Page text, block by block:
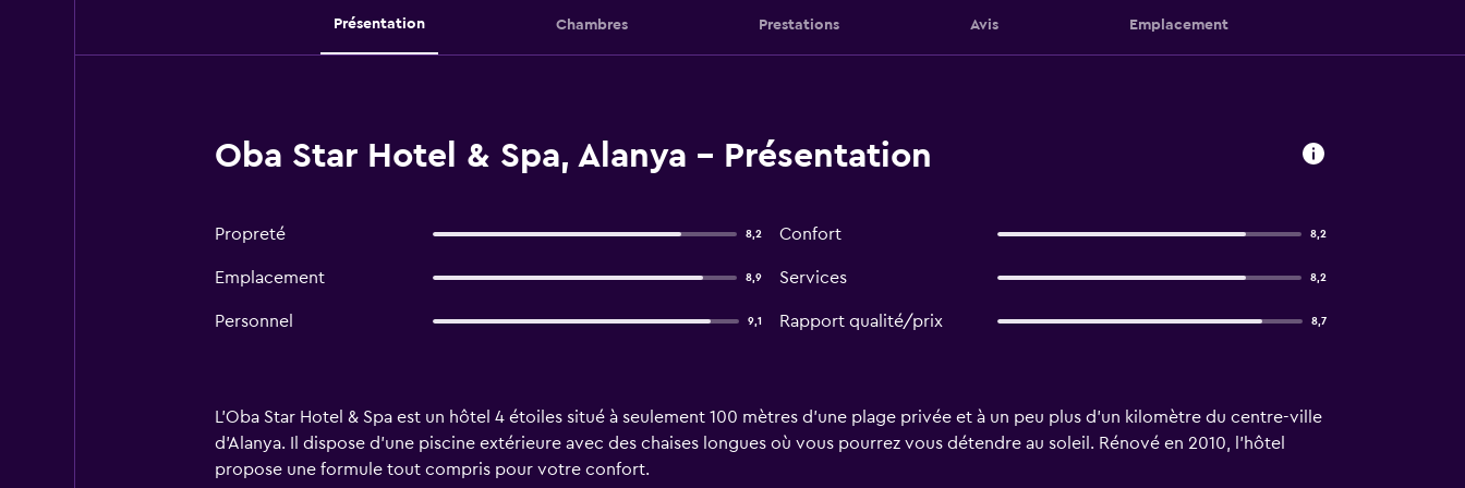
Présentation Chambres Prestations Avis Emplacement
Oba Star Hotel & Spa, Alanya - Présentation
Propreté 8,2 Confort 8,2
Emplacement 8,9 Services 8,2
Personnel 9,1 Rapport qualité/prix 8,7
L'Oba Star Hotel & Spa est un hôtel 4 étoiles situé à seulement 100 mètres d'une plage privée et à un peu plus d'un kilomètre du centre-ville
d'Alanya. Il dispose d'une piscine extérieure avec des chaises longues où vous pourrez vous détendre au soleil. Rénové en 2010, l'hôtel
propose une formule tout compris pour votre confort.